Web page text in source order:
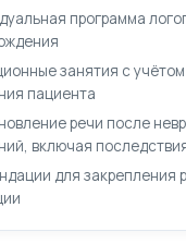
программа
занятия с
пациента
речи после
включая
для закрепления